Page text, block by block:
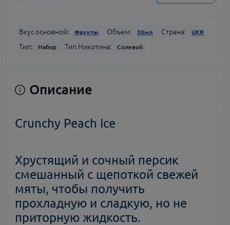
Вкус основной: Фрукты Объем: 30мл Страна: UKR
Тип: Набор Тип Никотина: Солевой
Описание
Crunchy Peach Ice
Хрустящий и сочный персик
смешанный с щепоткой свежей
мяты, чтобы получить
прохладную и сладкую, но не
приторную жидкость.